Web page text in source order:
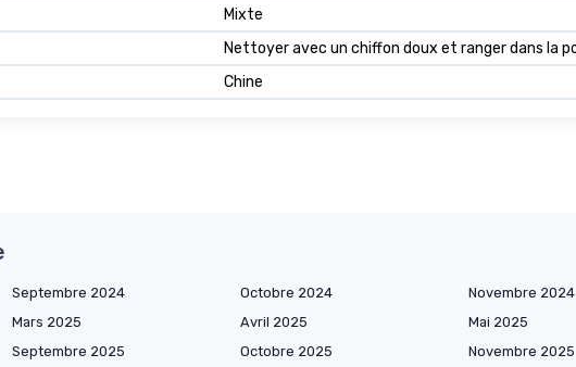
Mixte
Nettoyer avec un chiffon doux et ranger dans la
Chine
Septembre 2024 Octobre 2024 Novembre 2024
Mars 2025 Avril 2025 Mai 2025
Septembre 2025 Octobre 2025 Novembre 2025